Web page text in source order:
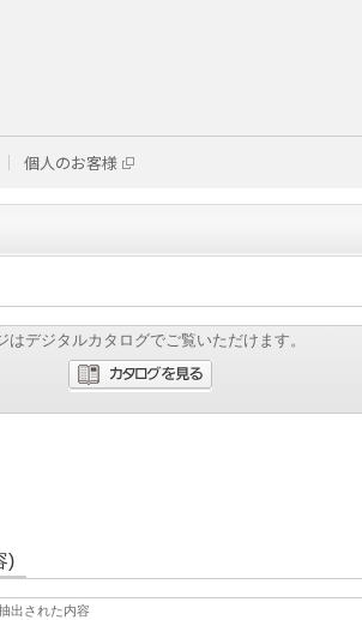
個人のお客様
はデジタルカタログでご覧いただけます。
)
出された内容